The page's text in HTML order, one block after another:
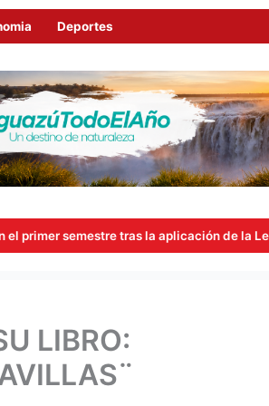
Deportes
tras la aplicación de la Ley de Economía
LIBRO: